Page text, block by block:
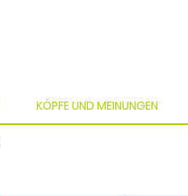
KÖPFE UND MEINUNGEN